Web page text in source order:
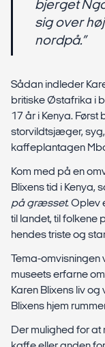
bjerget
sig over
nordpå.”
Sådan indleder
britiske Østafrika i
17 år i Kenya. Først
storvildtsjæger,
kaffeplantagen
Kom med på en
Blixens tid i Kenya,
på græsset. Oplev
til landet, til folkene
hendes triste og
Tema-omvisningen
museets erfarne
Karen Blixens liv
Blixens hjem
Der mulighed for